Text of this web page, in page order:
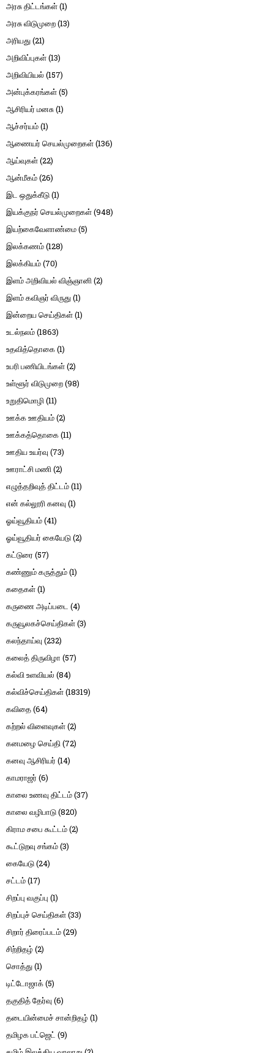
அரசு திட்டங்கள்(1)
அரசு விடுமுறை(13)
அரியது(21)
அறிவிப்புகள்(13)
அறிவியியல் (157)
அன்புக்கரங்கள்(5)
ஆசிரியர் மனசு(1)
ஆச்சர்யம்(1)
ஆணையர் செயல்முறைகள்(136)
ஆய்வுகள்(22)
ஆன்மீகம்(26)
இட ஒதுக்கீடு(1)
இயக்குநர் செயல்முறைகள்(948)
இயற்கைவேளாண்மை(5)
இலக்கணம்(128)
இலக்கியம்(70)
இளம் அறிவியல் விஞ்ஞானி(2)
இளம் கவிஞர் விருது(1)
இன்றைய செய்திகள்(1)
உடல்நலம்(1863)
உதவித்தொகை(1)
உபரி பணியிடங்கள்(2)
உள்ளூர் விடுமுறை(98)
உறுதிமொழி(11)
ஊக்க ஊதியம்(2)
ஊக்கத்தொகை(11)
ஊதிய உயர்வு (73)
ஊராட்சி மணி(2)
எழுத்தறிவுத் திட்டம்(11)
என் கல்லூரி கனவு (1)
ஓய்வூதியம்(41)
ஓய்வூதியர் கையேடு(2)
கட்டுரை (57)
கண்ணும் கருத்தும்(1)
கதைகள்(1)
கருணை அடிப்படை (4)
கருவூலகச்செய்திகள்(3)
கலந்தாய்வு (232)
கலைத் திருவிழா (57)
கல்வி உளவியல் (84)
கல்விச்செய்திகள்(18319)
கவிதை(64)
கற்றல் விளைவுகள்(2)
கனமழை செய்தி(72)
கனவு ஆசிரியர் (14)
காமராஜர் (6)
காலை உணவு திட்டம்(37)
காலை வழிபாடு(820)
கிராம சபை கூட்டம்(2)
கூட்டுறவு சங்கம்(3)
கையேடு(24)
சட்டம்(17)
சிறப்பு வகுப்பு (1)
சிறப்புச் செய்திகள்(33)
சிறார் திரைப்படம்(29)
சிற்றிதழ் (2)
சொத்து(1)
டிட்டோஜாக்(5)
தகுதித் தேர்வு (6)
தடையின்மைச் சான்றிதழ் (1)
தமிழக பட்ஜெட் (9)